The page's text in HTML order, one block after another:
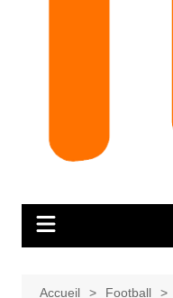
Accueil
Football